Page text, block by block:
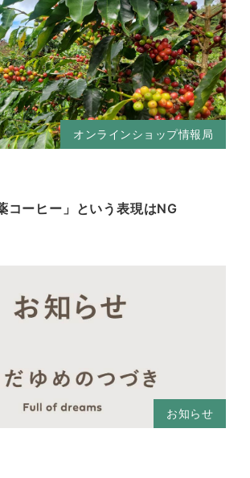
オンラインショップ情報局
コーヒー」という表現はNG
お知らせ